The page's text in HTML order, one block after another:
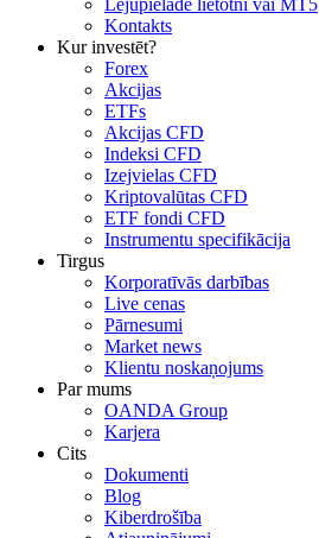
Kontakts
Kur investēt?
Forex
Akcijas
ETFs
Akcijas CFD
Indeksi CFD
Izejvielas CFD
Kriptovalūtas CFD
ETF fondi CFD
Instrumentu specifikācija
Tirgus
Korporatīvās darbības
Live cenas
Pārnesumi
Market news
Klientu noskaņojums
Par mums
OANDA Group
Karjera
Cits
Dokumenti
Blog
Kiberdrošība